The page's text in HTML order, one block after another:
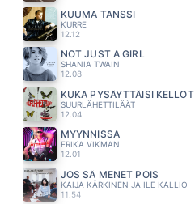
KUUMA TANSSI
KURRE
12.12
NOT JUST A GIRL
SHANIA TWAIN
12.08
KUKA PYSÄYTTÄISI KELLOT
SUURLÄHETTILÄÄT
12.04
MYYNNISSÄ
ERIKA VIKMAN
12.01
JOS SÄ MENET POIS
KAIJA KÄRKINEN JA ILE KALLIO
11.54